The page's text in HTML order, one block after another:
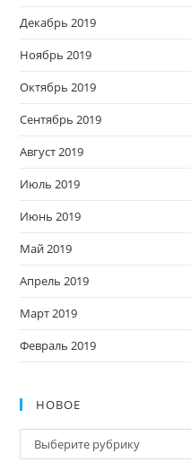
Декабрь 2019
Ноябрь 2019
Октябрь 2019
Сентябрь 2019
Август 2019
Июль 2019
Июнь 2019
Май 2019
Апрель 2019
Март 2019
Февраль 2019
НОВОЕ
Новое
Выберите рубрику